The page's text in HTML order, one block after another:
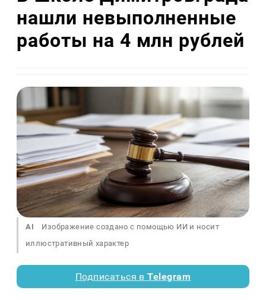
нашли невыполненные
работы на 4 млн рублей
AI
Изображение создано с помощью ИИ и носит
иллюстративный характер
Подписаться вTelegram